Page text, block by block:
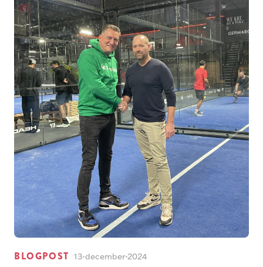
BLOGPOST 13-december-2024